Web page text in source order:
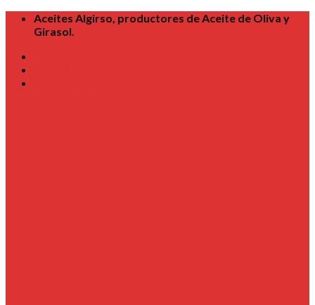
Skip
Aceites Algirso, productores de Aceite de Oliva y
Girasol.